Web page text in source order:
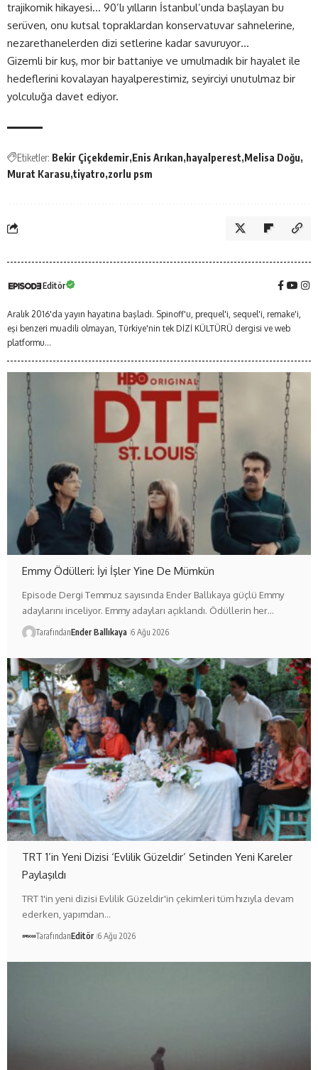
trajikomik hikayesi… 90’lı yılların İstanbul’unda başlayan bu
serüven, onu kutsal topraklardan konservatuvar sahnelerine,
nezarethanelerden dizi setlerine kadar savuruyor…
Gizemli bir kuş, mor bir battaniye ve umulmadık bir hayalet ile
hedeflerini kovalayan hayalperestimiz, seyirciyi unutulmaz bir
yolculuğa davet ediyor.
Etiketler: Bekir Çiçekdemir Enis Arıkan hayalperest Melisa Doğu
Murat Karasu tiyatro zorlu psm
Editör
Aralık 2016'da yayın hayatına başladı. Spinoff'u, prequel'i, sequel'i, remake'i,
eşi benzeri muadili olmayan, Türkiye'nin tek DİZİ KÜLTÜRÜ dergisi ve web
platformu...
Emmy Ödülleri: İyi İşler Yine De Mümkün
Episode Dergi Temmuz sayısında Ender Ballıkaya güçlü Emmy
adaylarını inceliyor. Emmy adayları açıklandı. Ödüllerin her…
TarafındanEnder Ballıkaya 6 Ağu 2026
TRT 1’in Yeni Dizisi ‘Evlilik Güzeldir’ Setinden Yeni Kareler
Paylaşıldı
TRT 1'in yeni dizisi Evlilik Güzeldir'in çekimleri tüm hızıyla devam
ederken, yapımdan…
TarafındanEditör 6 Ağu 2026